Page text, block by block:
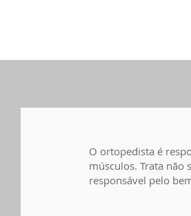
O ortopedista é
músculos. Trata não
responsável pelo